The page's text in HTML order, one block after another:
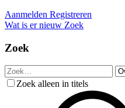
Aanmelden Registreren
Wat is er nieuw Zoek
Zoek
Zoek alleen in titels